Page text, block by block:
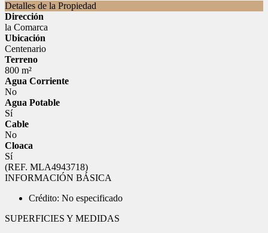
Detalles de la Propiedad
Dirección
la Comarca
Ubicación
Centenario
Terreno
800 m²
Agua Corriente
No
Agua Potable
Sí
Cable
No
Cloaca
Sí
(REF. MLA4943718)
INFORMACIÓN BÁSICA
Crédito: No especificado
SUPERFICIES Y MEDIDAS